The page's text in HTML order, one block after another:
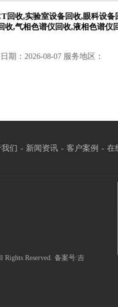
回收,实验室设备回收,眼科设
收,气相色谱仪回收,液相色谱仪
期：2026-08-07 服务地区：
们 - 新闻资讯 - 客户案例 - 在
Reserved. 备案号:吉